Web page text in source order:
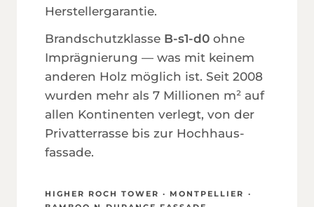
Hersteller­garantie.
Brand­schutz­klasse B-s1-d0 ohne
Imprägnierung — was mit keinem
anderen Holz möglich ist. Seit 2008
wurden mehr als 7 Millionen m² auf
allen Kontinenten verlegt, von der
Privat­terrasse bis zur Hochhaus­
fassade.
HIGHER ROCH TOWER · MONTPELLIER ·